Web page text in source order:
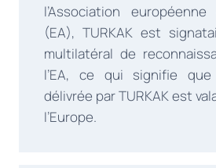
l’Association européenne
(EA), TURKAK est
multilatéral de
l’EA, ce qui signifie que
délivrée par TURKAK est
l’Europe.